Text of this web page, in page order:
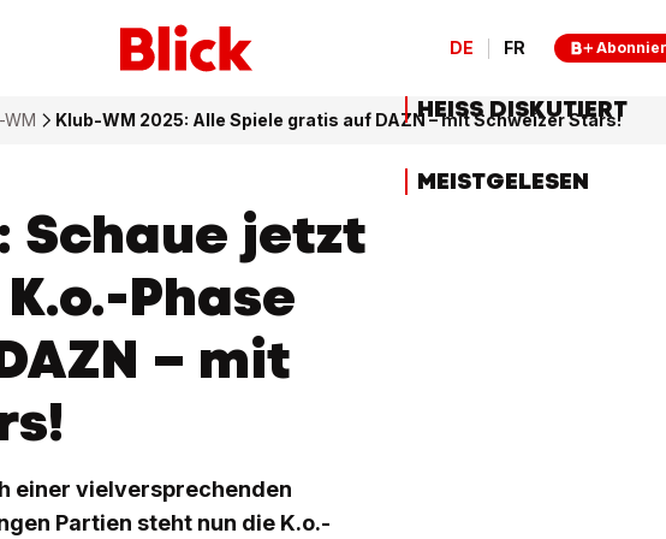
DE FR
WM Klub-WM 2025: Alle Spiele gratis auf DAZN – mit Schweizer Stars!
Schaue jetzt
Phase
– mit
einer vielversprechenden
Partien steht nun die K.o.-
HEISS DISKUTIERT
MEISTGELESEN